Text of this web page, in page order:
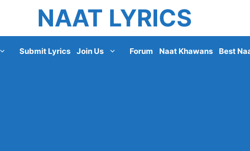
NAAT LYRICS
Submit Lyrics Join Us Forum Naat Khawans Best